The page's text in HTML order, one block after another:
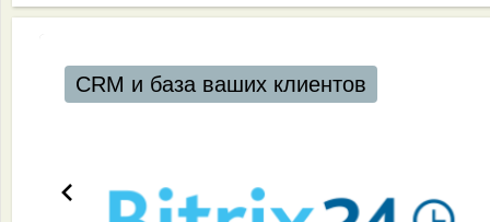
CRM и база ваших клиентов